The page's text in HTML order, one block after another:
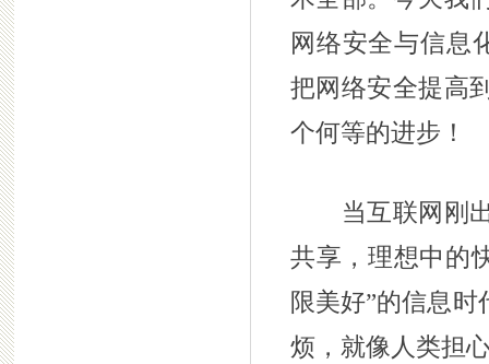
网络安全与信息
把网络安全提高
个何等的进步！
当互联网刚出
共享，理想中的
限美好”的信息
烦，就像人类担